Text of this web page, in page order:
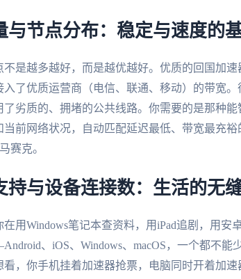
与节点分布：稳定与速度的
是越多越好，而是越优越好。优质的回国加
入了优质运营商（电信、联通、移动）的带宽
劣质的、拥堵的公共线路。你需要的是那种能
当前网络状况，自动匹配延迟最低、带宽最充
赛克。
持与设备连接数：生活的无
用Windows笔记本查资料，用iPad追剧，用安
、iOS、Windows、macOS，一个都不能
看，你手机挂着加速器抢票，电脑同时开着加